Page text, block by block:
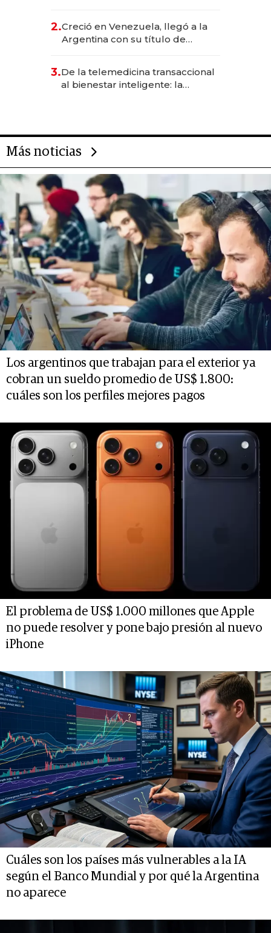
2.Creció en Venezuela, llegó a la
Argentina con su título de
las marcas "fast premium"
3.De la telemedicina transaccional
al bienestar inteligente: la
Más noticias
Los argentinos que trabajan para el exterior ya
cobran un sueldo promedio de US$ 1.800:
cuáles son los perfiles mejores pagos
El problema de US$ 1.000 millones que Apple
no puede resolver y pone bajo presión al nuevo
iPhone
Cuáles son los países más vulnerables a la IA
según el Banco Mundial y por qué la Argentina
no aparece